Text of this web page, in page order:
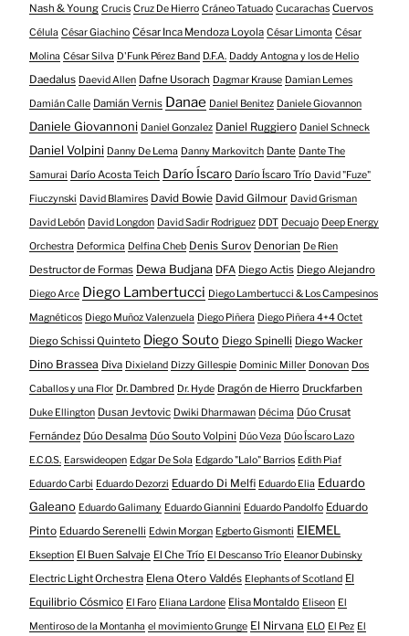
Nash & Young Crucis Cruz De Hierro Cráneo Tatuado Cucarachas Cuervos
Célula César Giachino César Inca Mendoza Loyola César Limonta César
Molina César Silva D'Funk Pérez Band D.F.A. Daddy Antogna y los de Helio
Daedalus Daevid Allen Dafne Usorach Dagmar Krause Damian Lemes
Damián Calle Damián Vernis Danae Daniel Benitez Daniele Giovannon
Daniele Giovannoni Daniel Gonzalez Daniel Ruggiero Daniel Schneck
Daniel Volpini Danny De Lema Danny Markovitch Dante Dante The
Samurai Darío Acosta Teich Darío Íscaro Darío Íscaro Trío David "Fuze"
Fiuczynski David Blamires David Bowie David Gilmour David Grisman
David Lebón David Longdon David Sadir Rodriguez DDT Decuajo Deep Energy
Orchestra Deformica Delfina Cheb Denis Surov Denorian De Rien
Destructor de Formas Dewa Budjana DFA Diego Actis Diego Alejandro
Diego Arce Diego Lambertucci Diego Lambertucci & Los Campesinos
Magnéticos Diego Muñoz Valenzuela Diego Piñera Diego Piñera 4+4 Octet
Diego Schissi Quinteto Diego Souto Diego Spinelli Diego Wacker
Dino Brassea Diva Dixieland Dizzy Gillespie Dominic Miller Donovan Dos
Caballos y una Flor Dr. Dambred Dr. Hyde Dragón de Hierro Druckfarben
Duke Ellington Dusan Jevtovic Dwiki Dharmawan Décima Dúo Crusat
Fernández Dúo Desalma Dúo Souto Volpini Dúo Veza Dúo Íscaro Lazo
E.C.O.S. Earswideopen Edgar De Sola Edgardo "Lalo" Barrios Edith Piaf
Eduardo Carbi Eduardo Dezorzi Eduardo Di Melfi Eduardo Elia Eduardo
Galeano Eduardo Galimany Eduardo Giannini Eduardo Pandolfo Eduardo
Pinto Eduardo Serenelli Edwin Morgan Egberto Gismonti EIEMEL
Ekseption El Buen Salvaje El Che Trío El Descanso Trío Eleanor Dubinsky
Electric Light Orchestra Elena Otero Valdés Elephants of Scotland El
Equilibrio Cósmico El Faro Eliana Lardone Elisa Montaldo Eliseon El
Mentiroso de la Montanha el movimiento Grunge El Nirvana ELO El Pez El